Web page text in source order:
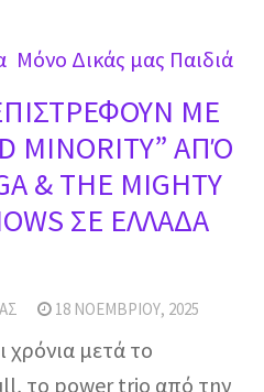
Μόνο Δικάς μας Παιδιά
ΜΕ
MINORITY” ΑΠΌ
& THE MIGHTY
ΣΕ ΕΛΛΑΔΑ
18 ΝΟΕΜΒΡΊΟΥ, 2025
χρόνια μετά το
το power trio από την